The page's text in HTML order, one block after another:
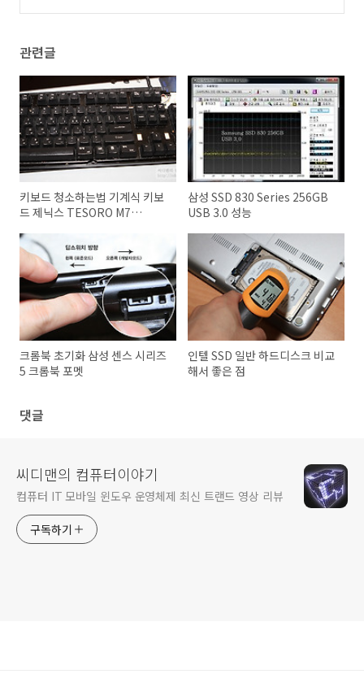
관련글
키보드 청소하는법 기계식 키보
드 제닉스 TESORO M7
삼성 SSD 830 Series 256GB
USB 3.0 성능
크롬북 초기화 삼성 센스 시리즈
5 크롬북 포멧
인텔 SSD 일반 하드디스크 비교
해서 좋은 점
댓글
씨디맨의 컴퓨터이야기
컴퓨터 IT 모바일 윈도우 운영체제 최신 트랜드 영상 리뷰
구독하기